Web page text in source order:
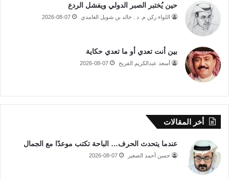
حين يُختبر الصبر الدولي ويفشل الردع
اللواء ركن م. د . خالد بن شويل الغامدي 2026-08-07
بين أنت تعدي أو ما تعدي حكاية
أسعد عبدالكريم الفريح 2026-08-07
أخر المقالات
عندما يتحدث الحرف… الباحة تكتب موعدًا مع الجمال
حسن أحمد الصغير 2026-08-07